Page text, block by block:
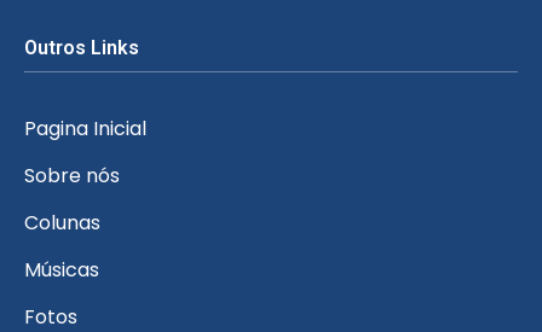
Outros Links
Pagina Inicial
Sobre nós
Colunas
Músicas
Fotos